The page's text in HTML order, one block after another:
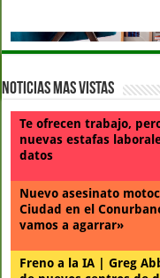
Noticias Mas Vistas
Te ofrecen trabajo,
nuevas estafas
datos
Nuevo asesinato
Ciudad en el
vamos a agarrar»
Freno a la IA | Greg